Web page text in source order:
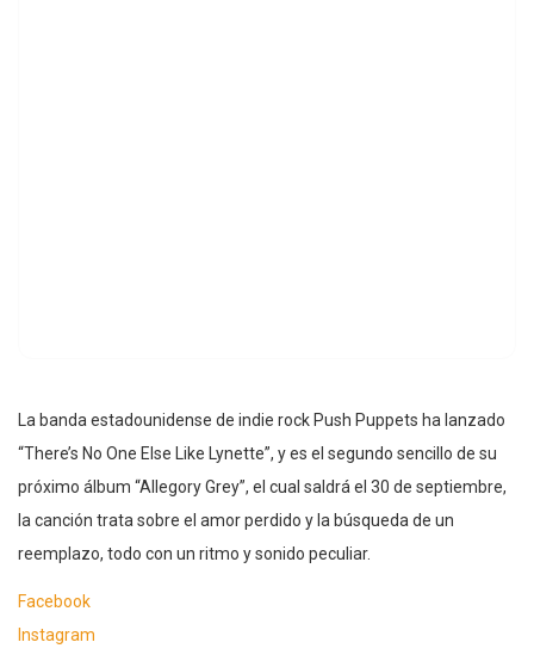
La banda estadounidense de indie rock Push Puppets ha lanzado
“There’s No One Else Like Lynette”, y es el segundo sencillo de su
próximo álbum “Allegory Grey”, el cual saldrá el 30 de septiembre,
la canción trata sobre el amor perdido y la búsqueda de un
reemplazo, todo con un ritmo y sonido peculiar.
Facebook
Instagram